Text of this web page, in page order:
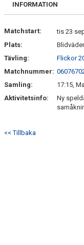
OM FÖRENINGEN
BLI MEDLEM
IDROTTSSKADOR
TRÄN.TIDER
KLUBBHUS
INFORMATION
Matchstart:
tis 23
Plats:
Tävling:
Flickor
Matchnummer:
Samling:
17:15,
Aktivitetsinfo:
Ny
<< Tillbaka